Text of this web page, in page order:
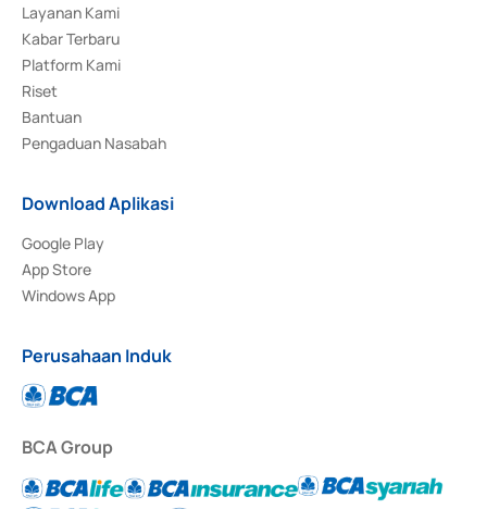
Layanan Kami
Kabar Terbaru
Platform Kami
Riset
Bantuan
Pengaduan Nasabah
Download Aplikasi
Google Play
App Store
Windows App
Perusahaan Induk
BCA Group